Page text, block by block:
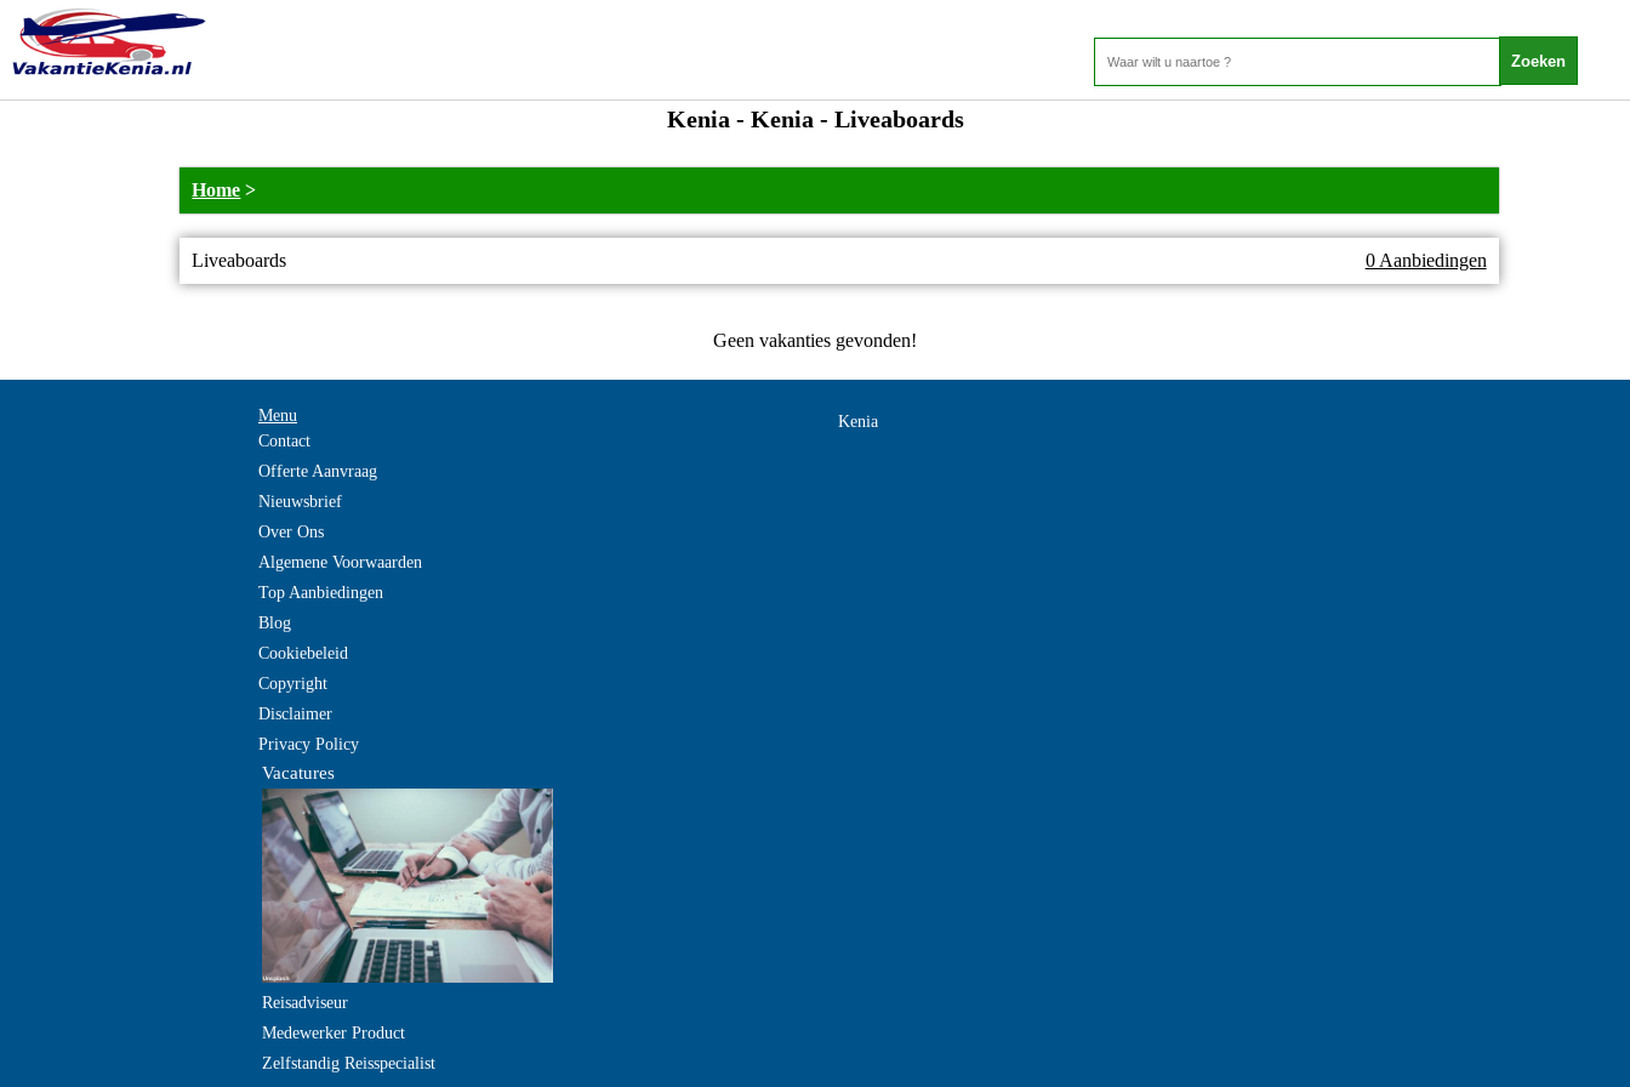
Kenia - Kenia - Liveaboards
Home >
Liveaboards 0 Aanbiedingen
Geen vakanties gevonden!
Menu
Contact
Offerte Aanvraag
Nieuwsbrief
Over Ons
Algemene Voorwaarden
Top Aanbiedingen
Blog
Cookiebeleid
Copyright
Disclaimer
Privacy Policy
Vacatures
Reisadviseur
Medewerker Product
Zelfstandig Reisspecialist
Kenia